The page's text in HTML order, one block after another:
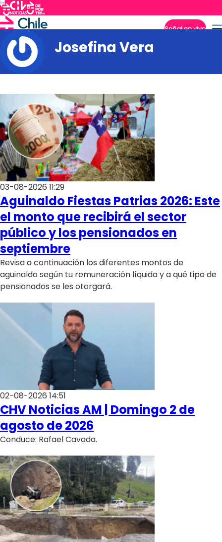
Señal en vivo
Josefina Vera
03-08-2026 11:29
Aguinaldo Fiestas Patrias 2026: Este
el monto que recibirá el sector
público y los pensionados en
septiembre
Revisa a continuación los diferentes montos de
aguinaldo según tu remuneración líquida y a qué tipo de
pensionados se les otorgará.
02-08-2026 14:51
CHV Noticias AM | Domingo 2 de
agosto de 2026
Conduce: Rafael Cavada.
Imperdibles
Programas
Club De La Comedia
Contigo en Directo
Plan Perfecto
Sabingo
Todos Los Programas